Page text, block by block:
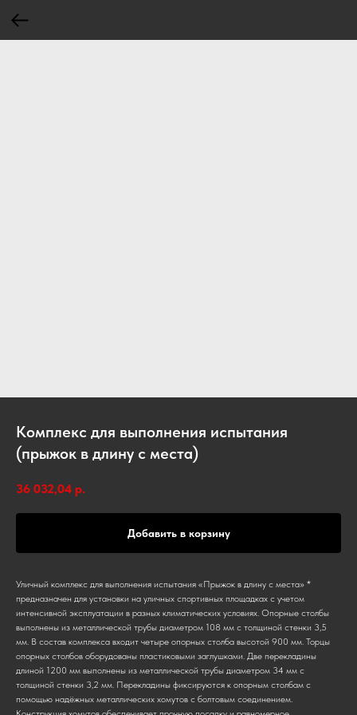
Комплекс для выполнения испытания
(прыжок в длину с места)
36 032,04 р.
Добавить в корзину
Уличный комплекс для выполнения испытания «Прыжок в длину с места» *
предназначен для установки на уличных спортивных площадках с учетом
интенсивной эксплуатации в разных климатических условиях. Опорные столбы
выполнены из металлической трубы диаметром 108 мм с толщиной стенки 3,5
мм. В состав комплекса входит четыре опорных столба высотой 900 мм. Торцы
опорных столбов оборудованы пластиковыми заглушками. Две перекладины
длиной 1200 мм выполнены из металлической трубы диаметром 34 мм с
толщиной стенки 3,2 мм. Перекладины фиксируются к опорным столбам с
помощью надёжных металлических хомутов с болтовым соединением.